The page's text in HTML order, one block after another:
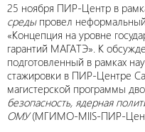
25 ноября ПИР-Центр в
средыпровел
«Концепция на уровне
гарантий МАГАТЭ». К
подготовленный в рамках
стажировки в ПИР-Центре
магистерской программы
безопасность, ядерная
ОМУ(МГИМО-MIIS-ПИР-